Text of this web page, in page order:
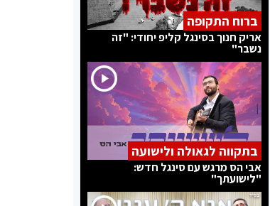
ברוח התקופה
אריק חנוך בסינגל קליפ יחודי: "זה
נשבר"
בתקווה לגאולה ולישועה
אבי הס מרגש עם סינגל חדש:
"לישועתך"